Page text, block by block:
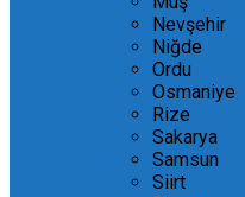
Nevşehir
Niğde
Ordu
Osmaniye
Rize
Sakarya
Samsun
Siirt